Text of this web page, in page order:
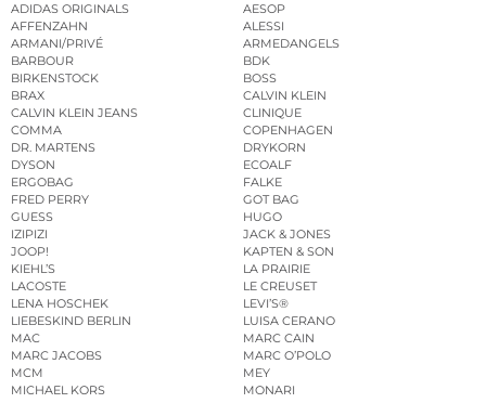
ADIDAS ORIGINALS
AESOP
AFFENZAHN
ALESSI
ARMANI/PRIVÉ
ARMEDANGELS
BARBOUR
BDK
BIRKENSTOCK
BOSS
BRAX
CALVIN KLEIN
CALVIN KLEIN JEANS
CLINIQUE
COMMA
COPENHAGEN
DR. MARTENS
DRYKORN
DYSON
ECOALF
ERGOBAG
FALKE
FRED PERRY
GOT BAG
GUESS
HUGO
IZIPIZI
JACK & JONES
JOOP!
KAPTEN & SON
KIEHL’S
LA PRAIRIE
LACOSTE
LE CREUSET
LENA HOSCHEK
LEVI’S®
LIEBESKIND BERLIN
LUISA CERANO
MAC
MARC CAIN
MARC JACOBS
MARC O’POLO
MCM
MEY
MICHAEL KORS
MONARI